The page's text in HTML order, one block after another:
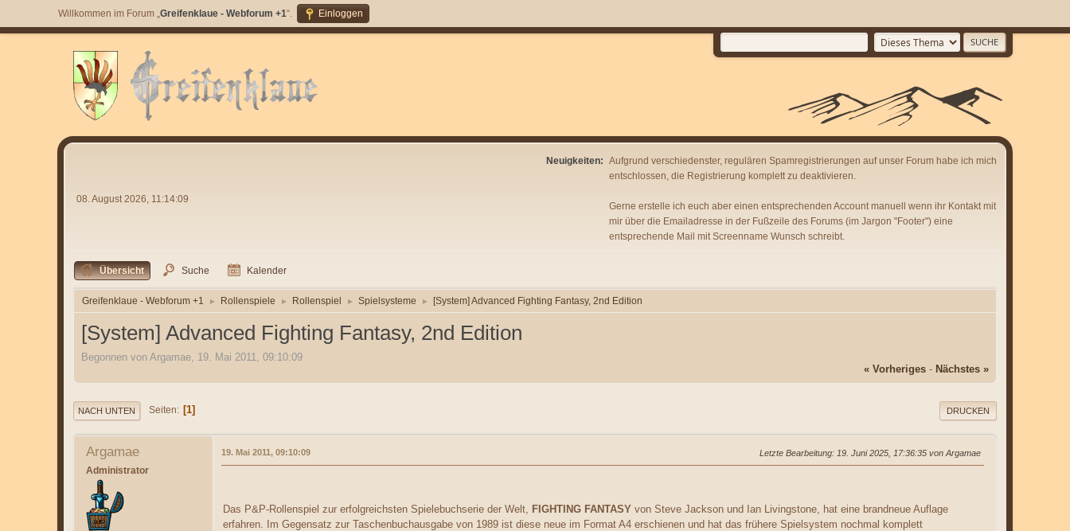
Willkommen im Forum „Greifenklaue - Webforum +1“. Einloggen
08. August 2026, 11:14:09
Neuigkeiten: Aufgrund verschiedenster, regulären Spamregistrierungen auf unser Forum habe ich mich
entschlossen, die Registrierung komplett zu deaktivieren.
Gerne erstelle ich euch aber einen entsprechenden Account manuell wenn ihr Kontakt mit
mir über die Emailadresse in der Fußzeile des Forums (im Jargon "Footer") eine
entsprechende Mail mit Screenname Wunsch schreibt.
Übersicht Suche Kalender
Greifenklaue - Webforum +1 ► Rollenspiele ► Rollenspiel ► Spielsysteme ► [System] Advanced Fighting Fantasy, 2nd Edition
[System] Advanced Fighting Fantasy, 2nd Edition
Begonnen von Argamae, 19. Mai 2011, 09:10:09
« Vorheriges - Nächstes »
DRUCKEN
NACH UNTEN Seiten 1
Argamae
Administrator
19. Mai 2011, 09:10:09 Letzte Bearbeitung: 19. Juni 2025, 17:36:35 von Argamae
Das P&P-Rollenspiel zur erfolgreichsten Spielebuchserie der Welt, FIGHTING FANTASY von Steve Jackson und Ian Livingstone, hat eine brandneue Auflage
erfahren. Im Gegensatz zur Taschenbuchausgabe von 1989 ist diese neue im Format A4 erschienen und hat das frühere Spielsystem nochmal komplett